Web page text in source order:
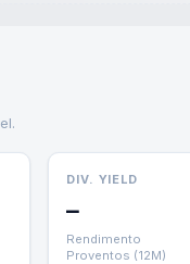
DIV. YIELD
—
Rendimento
Proventos (12M)